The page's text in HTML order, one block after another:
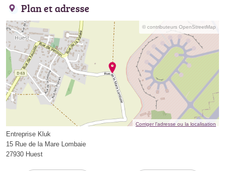
Plan et adresse
© contributeurs OpenStreetMap
Corriger l’adresse ou la localisation
Entreprise Kluk
15 Rue de la Mare Lombaie
27930 Huest